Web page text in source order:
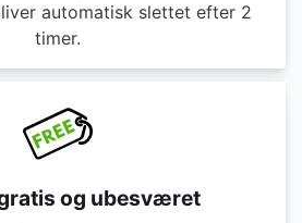
automatisk slettet efter 2
timer.
og ubesværet